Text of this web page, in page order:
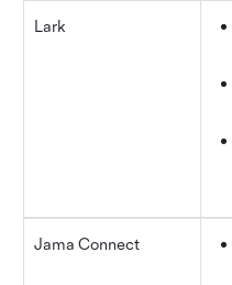
Lark
Jama Connect